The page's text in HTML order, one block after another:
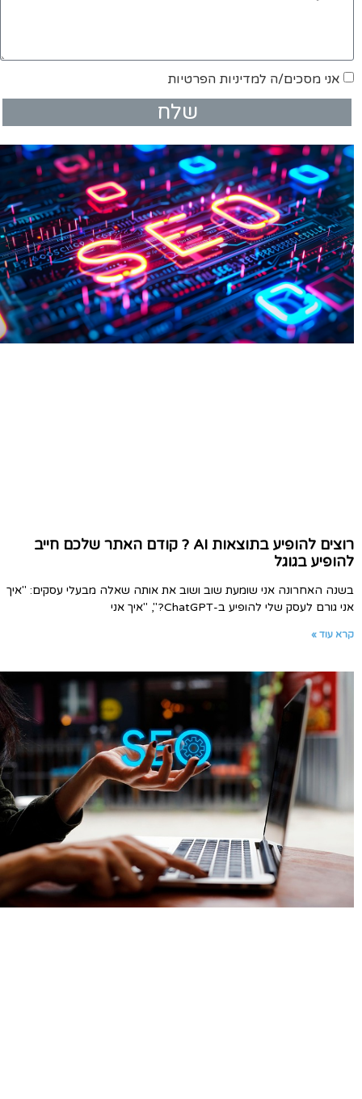
אני מסכים/ה למדיניות הפרטיות
שלח
רוצים להופיע בתוצאות AI ? קודם האתר שלכם חייב
להופיע בגוגל
בשנה האחרונה אני שומעת שוב ושוב את אותה שאלה מבעלי עסקים: "איך
אני גורם לעסק שלי להופיע ב-ChatGPT?", "איך אני
קרא עוד »